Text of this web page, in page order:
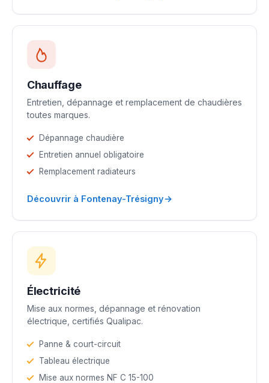
Chauffage
Entretien, dépannage et remplacement de chaudières
toutes marques.
Dépannage chaudière
Entretien annuel obligatoire
Remplacement radiateurs
Découvrir à Fontenay-Trésigny→
Électricité
Mise aux normes, dépannage et rénovation
électrique, certifiés Qualipac.
Panne & court-circuit
Tableau électrique
Mise aux normes NF C 15-100